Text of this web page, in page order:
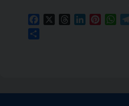
FacebookThreadsLinkedInPinterest